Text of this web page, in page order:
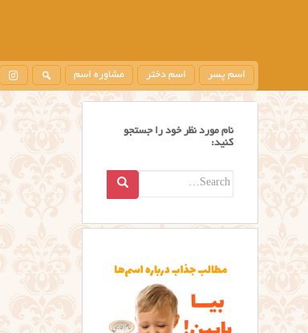
m
i
n
t
e
n
اسم پسر اسم دختر مشاوره اسم
نام مورد نظر خود را جستجو
کنید:
Search